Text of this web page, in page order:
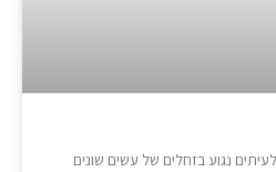
נגוע בזחלים של עשים שונים